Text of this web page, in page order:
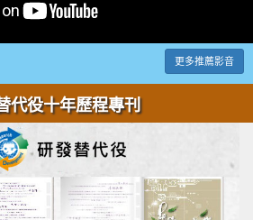
更多推薦影音
代役十年歷程專刊